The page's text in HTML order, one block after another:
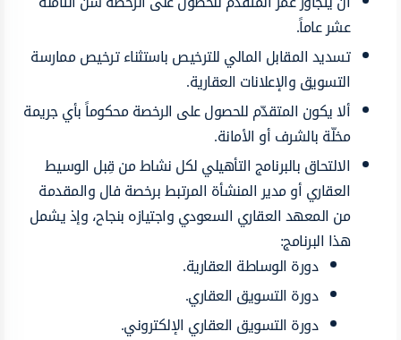
عشر عاماً.
تسديد المقابل المالي للترخيص باستثناء ترخيص ممارسة
التسويق والإعلانات العقارية.
ألا يكون المتقدّم للحصول على الرخصة محكوماً بأي جريمة
مخلّة بالشرف أو الأمانة.
الالتحاق بالبرنامج التأهيلي لكل نشاط من قِبل الوسيط
العقاري أو مدير المنشأة المرتبط برخصة فال والمقدمة
من المعهد العقاري السعودي واجتيازه بنجاح، وإذ يشمل
هذا البرنامج:
دورة الوساطة العقارية.
دورة التسويق العقاري.
دورة التسويق العقاري الإلكتروني.